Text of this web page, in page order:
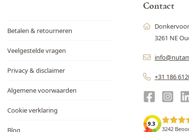
Betalen & retourneren
Veelgestelde vragen
Privacy & disclaimer
Algemene voorwaarden
Cookie verklaring
Blog
Contact
3261 NE
+31 186
9.3
3242